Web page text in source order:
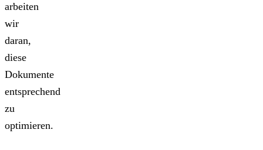
arbeiten
wir
daran,
diese
Dokumente
entsprechend
zu
optimieren.